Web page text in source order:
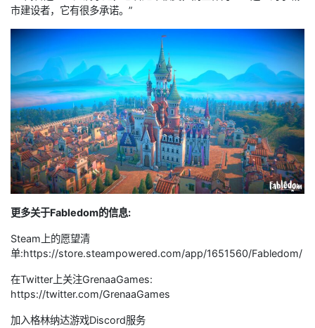
市建设者，它有很多承诺。”
更多关于Fabledom的信息:
Steam上的愿望清
单:https://store.steampowered.com/app/1651560/Fabledom/
在Twitter上关注GrenaaGames:
https://twitter.com/GrenaaGames
加入格林纳达游戏Discord服务